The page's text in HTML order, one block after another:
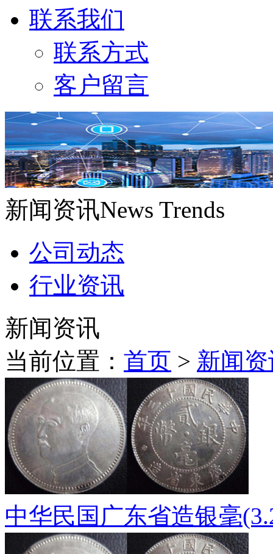
联系我们
联系方式
客户留言
新闻资讯News Trends
公司动态
行业资讯
新闻资讯
当前位置： 首页 > 新闻
中华民国广东省造银毫